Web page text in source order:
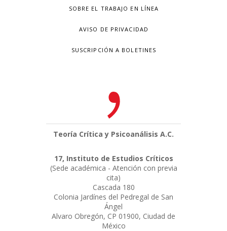
SOBRE EL TRABAJO EN LÍNEA
AVISO DE PRIVACIDAD
SUSCRIPCIÓN A BOLETINES
Teoría Crítica y Psicoanálisis A.C.
17, Instituto de Estudios Críticos
(Sede académica - Atención con previa
cita)
Cascada 180
Colonia Jardínes del Pedregal de San
Ángel
Alvaro Obregón, CP 01900, Ciudad de
México